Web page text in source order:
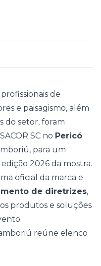
de
e paisagismo, além
do setor, foram
SC no Pericó
para um
2026 da mostra.
oficial da marca e
de diretrizes,
produtos e soluções